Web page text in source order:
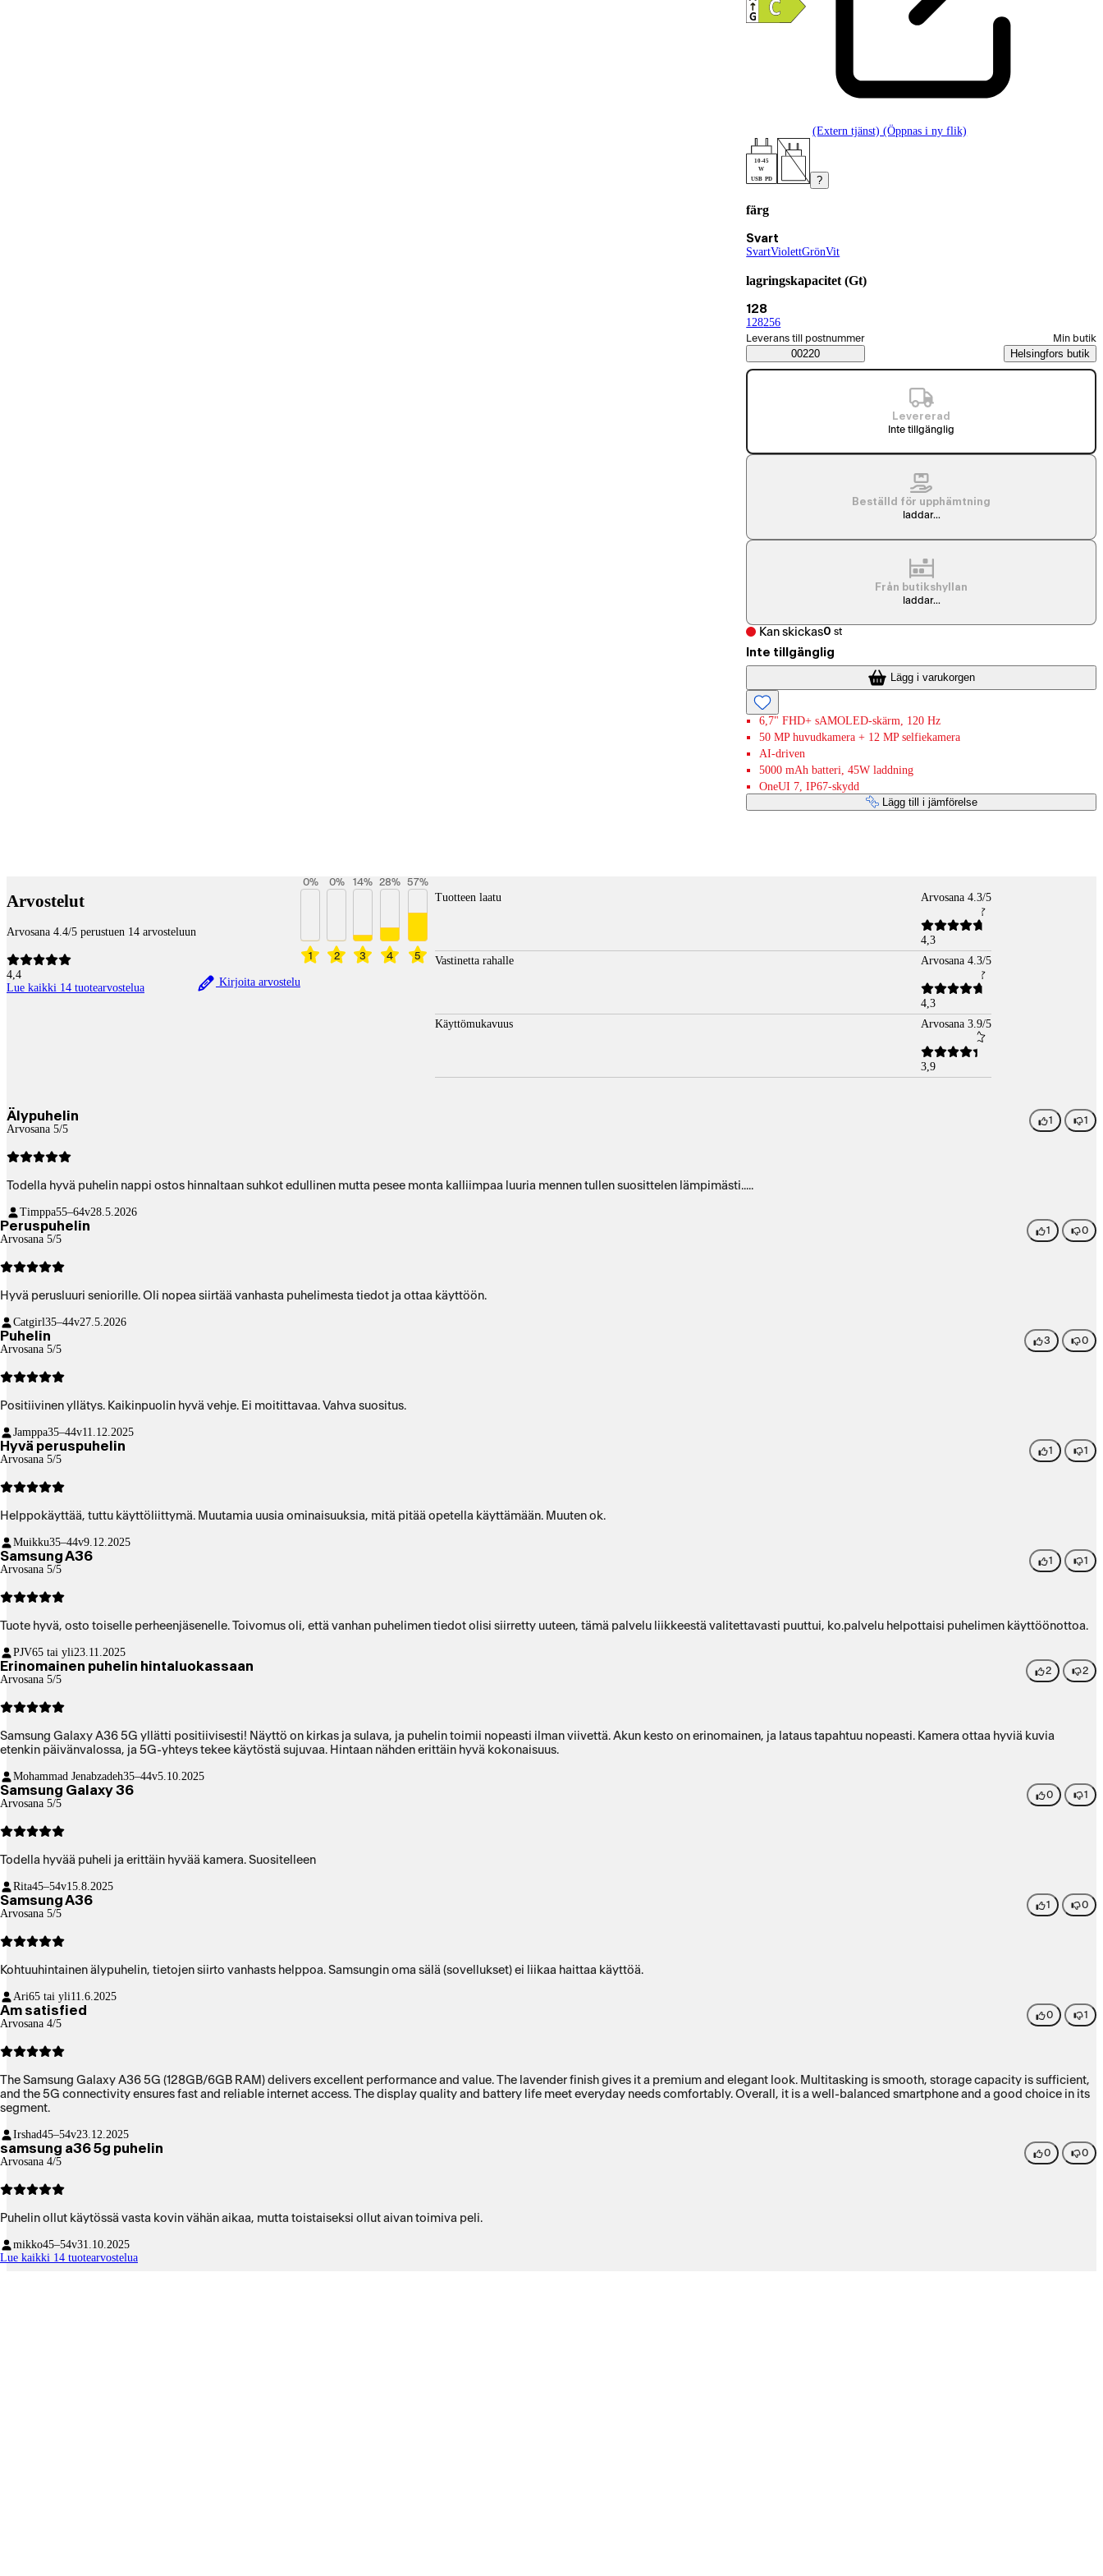
(Extern tjänst) (Öppnas i ny flik)
10-45
W
USB PD
?
färg
Nuvarande val Svart
Svart
Svart(färg)
Violett(färg)
Grön(färg
Vit
lagringskapacitet (Gt)
Nuvarande val 128
128
128(lagringskapacitet (Gt)
256
Saatavuustiedot
Välj beställningssätt
Leverans till postnummer
00220
Min butik
Helsingfors butik
Levererad
Inte tillgänglig
Beställd för upphämtning
laddar...
Från butikshyllan
laddar...
Kan skickas0 st
Inte tillgänglig
Lägg i varukorgen
6,7" FHD+ sAMOLED-skärm, 120 Hz
50 MP huvudkamera + 12 MP selfiekamera
AI-driven
5000 mAh batteri, 45W laddning
OneUI 7, IP67-skydd
Lägg till i jämförelse
Arvostelut
Arvosana 4.4/5 perustuen 14 arvosteluun
4,4
Lue kaikki 14 tuotearvostelua
Kirjoita arvostelu
1
0%
2
0%
3
14%
4
28%
5
57%
Tuotteen laatu Arvosana 4.3/5
4,3
Vastinetta rahalle
Arvosana 4.3/5
4,3
Käyttömukavuus
Arvosana 3.9/5
3,9
Älypuhelin
Arvosana 5/5
1 1
Todella hyvä puhelin nappi ostos hinnaltaan suhkot edullinen mutta pesee monta kalliimpaa luuria mennen tullen suosittelen lämpimästi.....
Timppa55–64v28.5.2026
Peruspuhelin
Arvosana 5/5
1 0
Hyvä perusluuri seniorille. Oli nopea siirtää vanhasta puhelimesta tiedot ja ottaa käyttöön.
Catgirl35–44v27.5.2026
Puhelin
Arvosana 5/5
3 0
Positiivinen yllätys. Kaikinpuolin hyvä vehje. Ei moitittavaa. Vahva suositus.
Jamppa35–44v11.12.2025
Hyvä peruspuhelin
Arvosana 5/5
1 1
Helppokäyttää, tuttu käyttöliittymä. Muutamia uusia ominaisuuksia, mitä pitää opetella käyttämään. Muuten ok.
Muikku35–44v9.12.2025
Samsung A36
Arvosana 5/5
1 1
Tuote hyvä, osto toiselle perheenjäsenelle. Toivomus oli, että vanhan puhelimen tiedot olisi siirretty uuteen, tämä palvelu liikkeestä valitettavasti puuttui, ko.palvelu helpottaisi puhelimen käyttöönottoa.
PJV65 tai yli23.11.2025
Erinomainen puhelin hintaluokassaan
Arvosana 5/5
2 2
Samsung Galaxy A36 5G yllätti positiivisesti! Näyttö on kirkas ja sulava, ja puhelin toimii nopeasti ilman viivettä. Akun kesto on erinomainen, ja lataus tapahtuu nopeasti. Kamera ottaa hyviä kuvia
etenkin päivänvalossa, ja 5G-yhteys tekee käytöstä sujuvaa. Hintaan nähden erittäin hyvä kokonaisuus.
Mohammad Jenabzadeh35–44v5.10.2025
Samsung Galaxy 36
Arvosana 5/5
0 1
Todella hyvää puheli ja erittäin hyvää kamera. Suositelleen
Rita45–54v15.8.2025
Samsung A36
Arvosana 5/5
1 0
Kohtuuhintainen älypuhelin, tietojen siirto vanhasts helppoa. Samsungin oma sälä (sovellukset) ei liikaa haittaa käyttöä.
Ari65 tai yli11.6.2025
Am satisfied
Arvosana 4/5
0 1
The Samsung Galaxy A36 5G (128GB/6GB RAM) delivers excellent performance and value. The lavender finish gives it a premium and elegant look. Multitasking is smooth, storage capacity is sufficient,
and the 5G connectivity ensures fast and reliable internet access. The display quality and battery life meet everyday needs comfortably. Overall, it is a well-balanced smartphone and a good choice in its
segment.
Irshad45–54v23.12.2025
samsung a36 5g puhelin
Arvosana 4/5
0 0
Puhelin ollut käytössä vasta kovin vähän aikaa, mutta toistaiseksi ollut aivan toimiva peli.
mikko45–54v31.10.2025
Lue kaikki 14 tuotearvostelua